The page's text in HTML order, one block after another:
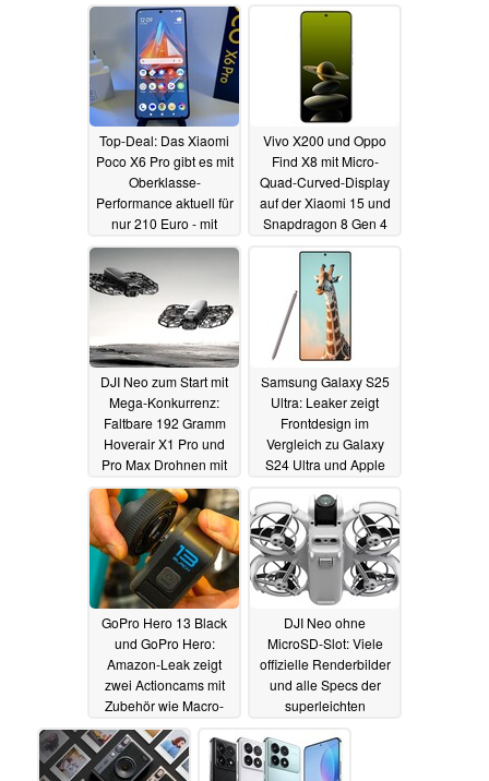
Top-Deal: Das Xiaomi
Poco X6 Pro gibt es mit
Oberklasse-
Performance aktuell für
nur 210 Euro - mit
einem Haken19.08.2024
Vivo X200 und Oppo
Find X8 mit Micro-
Quad-Curved-Display
auf der Xiaomi 15 und
Snapdragon 8 Gen 4
DJI Neo zum Start mit
Mega-Konkurrenz:
Faltbare 192 Gramm
Hoverair X1 Pro und
Pro Max Drohnen mit
bis zu 8K-Kamera
15.08.2024
Samsung Galaxy S25
Ultra: Leaker zeigt
Frontdesign im
Vergleich zu Galaxy
S24 Ultra und Apple
15.08.2024
GoPro Hero 13 Black
und GoPro Hero:
Amazon-Leak zeigt
zwei Actioncams mit
Zubehör wie Macro-
Lens sowie
Verfügbarkeit15.08.2024
DJI Neo ohne
MicroSD-Slot: Viele
offizielle Renderbilder
und alle Specs der
superleichten
Zubehör14.08.2024